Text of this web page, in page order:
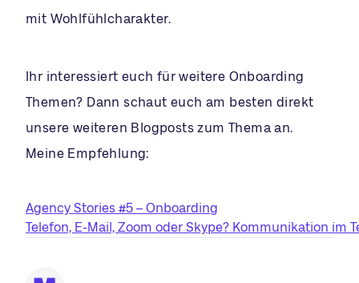
mit Wohlfühlcharakter.
Ihr interessiert euch für weitere Onboarding
Themen? Dann schaut euch am besten direkt
unsere weiteren Blogposts zum Thema an.
Meine Empfehlung:
Agency Stories #5 – Onboarding
Telefon, E-Mail, Zoom oder Skype? Kommunikation im